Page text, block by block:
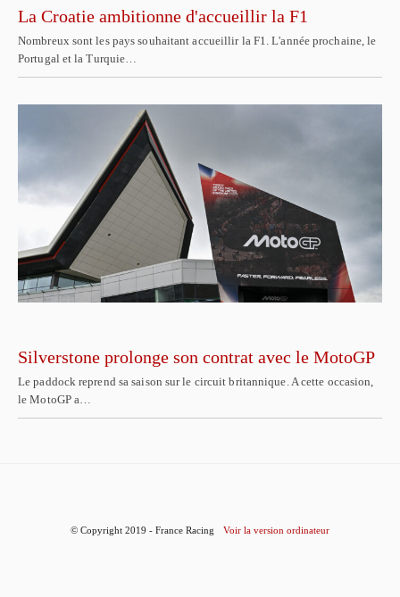
La Croatie ambitionne d'accueillir la F1
Nombreux sont les pays souhaitant accueillir la F1. L'année prochaine, le
Portugal et la Turquie…
Silverstone prolonge son contrat avec le MotoGP
Le paddock reprend sa saison sur le circuit britannique. A cette occasion,
le MotoGP a…
© Copyright 2019 - France Racing Voir la version ordinateur